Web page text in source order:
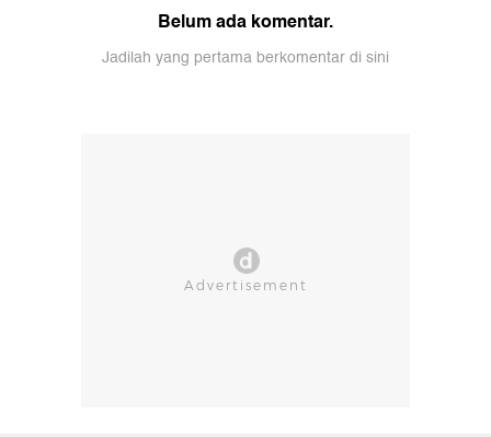
Belum ada komentar.
Jadilah yang pertama berkomentar di sini